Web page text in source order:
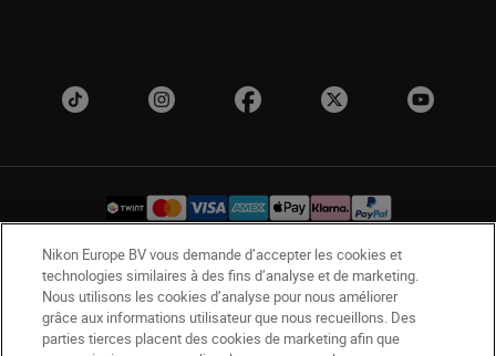
CH Nikon Sites
Contactez-nous
Avis de confidentialité
Conditions d’utilisation
Nikon Europe BV vous demande d’accepter les cookies et
technologies similaires à des fins d’analyse et de marketing.
Nous utilisons les cookies d’analyse pour nous améliorer
grâce aux informations utilisateur que nous recueillons. Des
parties tierces placent des cookies de marketing afin que